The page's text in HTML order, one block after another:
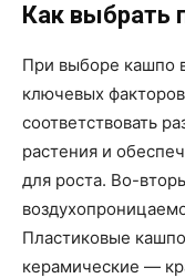
Как выбрать
При выборе кашпо
ключевых
соответствовать
растения и
для роста. Во-
Пластиковые
керамические —